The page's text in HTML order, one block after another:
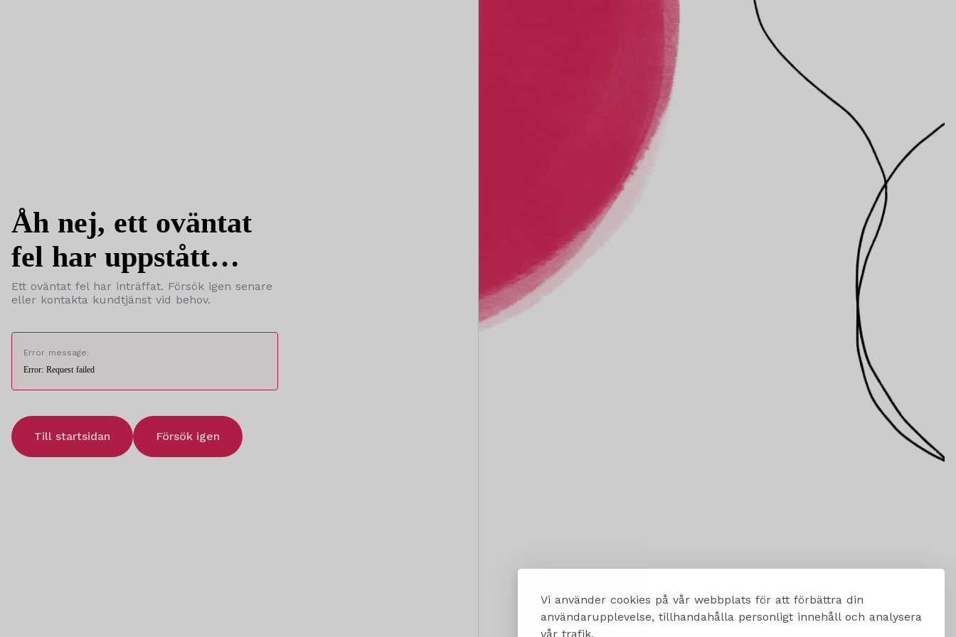
Vi använder cookies på vår webbplats för att förbättra din
användarupplevelse, tillhandahålla personligt innehåll och analysera
vår trafik.
Åh nej, ett oväntat
fel har uppstått…
Ett oväntat fel har inträffat. Försök igen senare
eller kontakta kundtjänst vid behov.
Error message:
Error: Request failed
Till startsidan Försök igen